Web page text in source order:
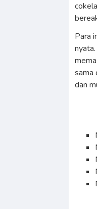
Para
sama
dan